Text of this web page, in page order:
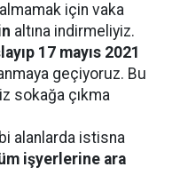
için vaka
altına indirmeliyiz.
17 mayıs 2021
geçiyoruz. Bu
sokağa çıkma
alanlarda istisna
işyerlerine ara